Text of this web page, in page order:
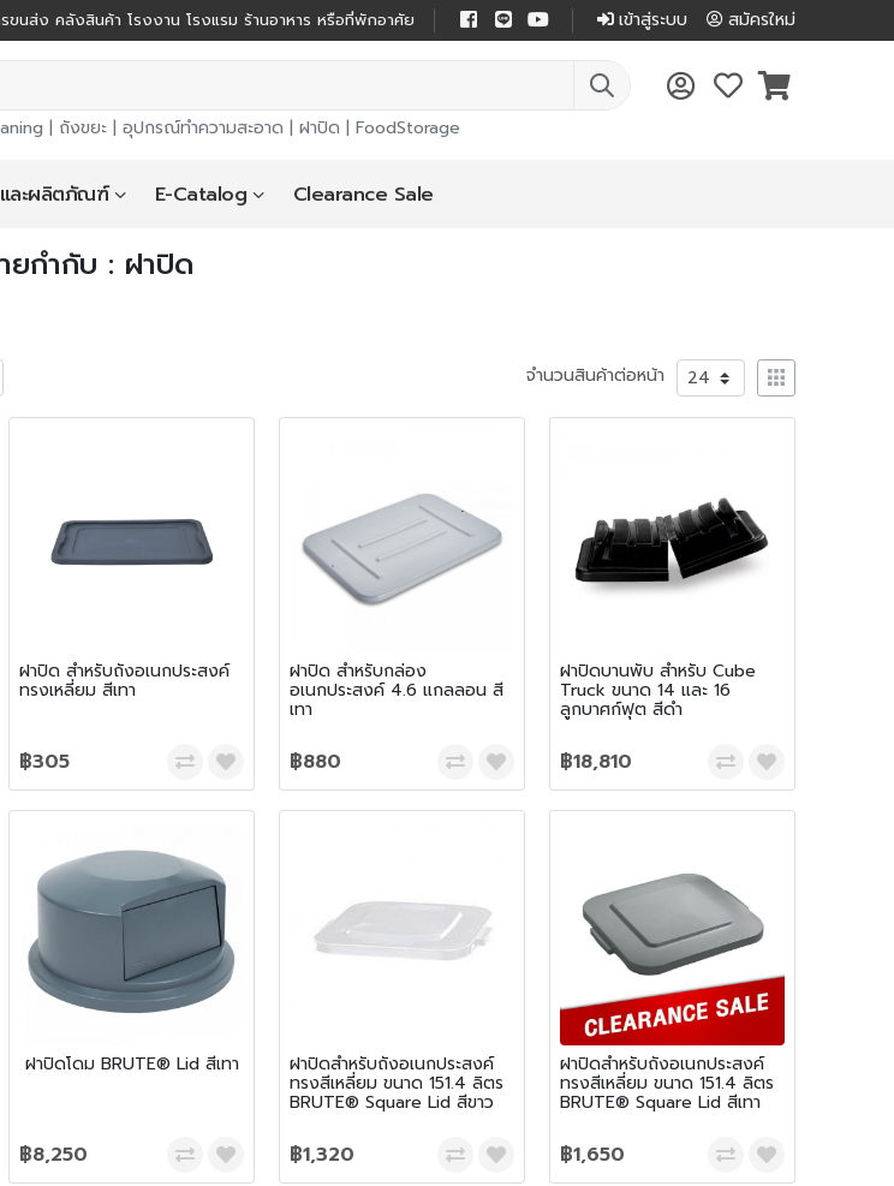
ส่ง คลังสินค้า โรงงาน โรงแรม ร้านอาหาร หรือที่พักอาศัย เข้าสู่ระบบ สมัครใหม่
| ถังขยะ| อุปกรณ์ทำความสะอาด | ฝาปิด | FoodStorage
และผลิตภัณฑ์ E-Catalog Clearance Sale
ยกำกับ : ฝาปิด
จำนวนสินค้าต่อหน้า
ฝาปิด สำหรับถังอเนกประสงค์
ทรงเหลี่ยม สีเทา
฿305
ฝาปิด สำหรับกล่อง
อเนกประสงค์ 4.6 แกลลอน สี
เทา
฿880
ฝาปิดบานพับ สำหรับ Cube
Truck ขนาด 14 และ 16
ลูกบาศก์ฟุต สีดำ
฿18,810
ฝาปิดโดม BRUTE® Lid สีเทา
฿8,250
ฝาปิดสำหรับถังอเนกประสงค์
ทรงสีเหลี่ยม ขนาด 151.4 ลิตร
BRUTE® Square Lid สีขาว
฿1,320
ฝาปิดสำหรับถังอเนกประสงค์
ทรงสีเหลี่ยม ขนาด 151.4 ลิตร
BRUTE® Square Lid สีเทา
฿1,650